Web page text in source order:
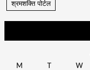
श्रमशक्ति पोर्टल
M
T W